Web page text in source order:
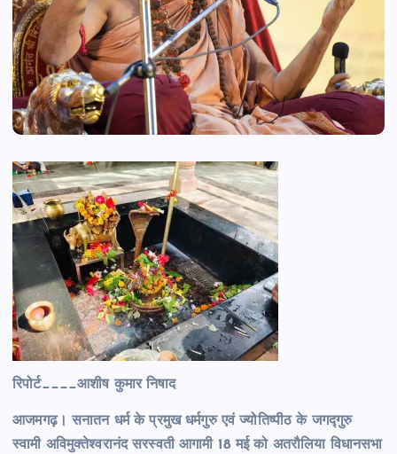
रिपोर्ट____आशीष कुमार निषाद
आजमगढ़। सनातन धर्म के प्रमुख धर्मगुरु एवं ज्योतिष्पीठ के जगद्गुरु
स्वामी अविमुक्तेश्वरानंद सरस्वती आगामी 18 मई को अतरौलिया विधानसभा